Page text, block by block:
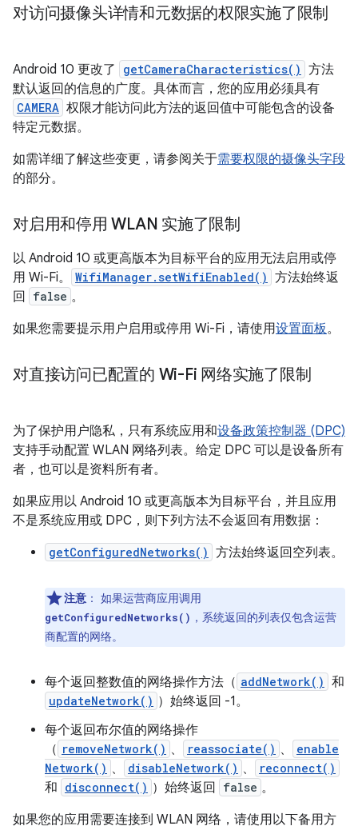
对访问摄像头详情和元数据的权限实施了限制
Android 10 更改了 getCameraCharacteristics() 方法
默认返回的信息的广度。具体而言，您的应用必须具有
CAMERA 权限才能访问此方法的返回值中可能包含的设备
特定元数据。
如需详细了解这些变更，请参阅关于需要权限的摄像头字段
的部分。
对启用和停用 WLAN 实施了限制
以 Android 10 或更高版本为目标平台的应用无法启用或停
用 Wi-Fi。
WifiManager.setWifiEnabled() 方法始终返
回
false 。
如果您需要提示用户启用或停用 Wi-Fi，请使用设置面板。
对直接访问已配置的 Wi-Fi 网络实施了限制
为了保护用户隐私，只有系统应用和设备政策控制器 (DPC)
支持手动配置 WLAN 网络列表。给定 DPC 可以是设备所有
者，也可以是资料所有者。
如果应用以 Android 10 或更高版本为目标平台，并且应用
不是系统应用或 DPC，则下列方法不会返回有用数据：
getConfiguredNetworks() 方法始终返回空列表。
注意 ： 如果运营商应用调用
getConfiguredNetworks() ，系统返回的列表仅包含运营
商配置的网络。
每个返回整数值的网络操作方法（ addNetwork() 和
updateNetwork() ）始终返回 -1。
每个返回布尔值的网络操作
（ removeNetwork() 、 reassociate() 、
enable
Network() 、 disableNetwork() 、 reconnect()
和 disconnect() ）始终返回 false 。
如果您的应用需要连接到 WLAN 网络，请使用以下备用方